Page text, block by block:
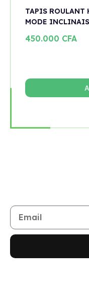
TAPIS ROULANT
MODE
450.000 CFA